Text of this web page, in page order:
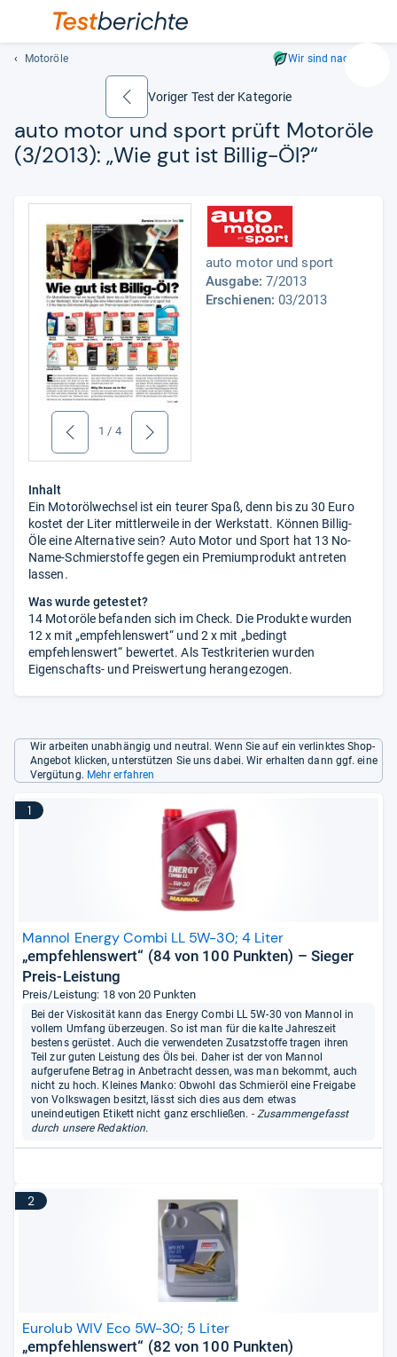
Motoröle Wir sind nachhaltig
auto motor und sport prüft Motoröle
(3/2013): „Wie gut ist Bil­lig-​Öl?“
zurück Voriger Test der Kategorie
zurück 1 / 4 weiter
auto motor und sport
Ausgabe: 7/2013
Erschienen: 03/2013
Inhalt
Ein Motorölwechsel ist ein teurer Spaß, denn bis zu 30 Euro
kostet der Liter mittlerweile in der Werkstatt. Können Billig-
Öle eine Alternative sein? Auto Motor und Sport hat 13 No-
Name-Schmierstoffe gegen ein Premiumprodukt antreten
lassen.
Was wurde getestet?
14 Motoröle befanden sich im Check. Die Produkte wurden
12 x mit „empfehlenswert“ und 2 x mit „bedingt
empfehlenswert“ bewertet. Als Testkriterien wurden
Eigenschafts- und Preiswertung herangezogen.
Wir arbeiten unabhängig und neutral. Wenn Sie auf ein verlinktes Shop-
Angebot klicken, unterstützen Sie uns dabei. Wir erhalten dann ggf. eine
Vergütung. Mehr erfahren
1
Mannol Energy Combi LL 5W-30; 4 Liter
„empfehlenswert“ (84 von 100 Punkten) – Sieger
Preis-Leistung
Preis/Leistung: 18 von 20 Punkten
Bei der Viskosität kann das Energy Combi LL 5W-30 von Mannol in
vollem Umfang überzeugen. So ist man für die kalte Jahreszeit
bestens gerüstet. Auch die verwendeten Zusatzstoffe tragen ihren
Teil zur guten Leistung des Öls bei. Daher ist der von Mannol
aufgerufene Betrag in Anbetracht dessen, was man bekommt, auch
nicht zu hoch. Kleines Manko: Obwohl das Schmieröl eine Freigabe
von Volkswagen besitzt, lässt sich dies aus dem etwas
uneindeutigen Etikett nicht ganz erschließen. - Zusammengefasst
durch unsere Redaktion.
2
Eurolub WIV Eco 5W-30; 5 Liter
„empfehlenswert“ (82 von 100 Punkten)